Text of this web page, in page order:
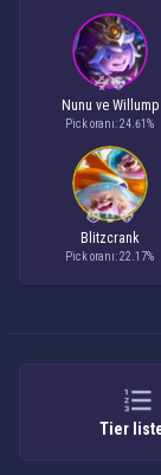
Nunu ve Willump
Pick oranı: 24.61%
Blitzcrank
Pick oranı: 22.17%
Tier